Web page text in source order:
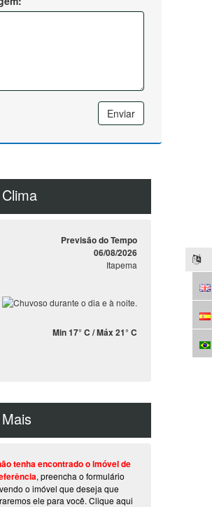
Enviar
Clima
Previsão do Tempo
06/08/2026
Itapema
Min 17° C / Máx 21° C
Mais
tenha encontrado o imóvel de
, preencha o formulário
o imóvel que deseja que
ele para você. Clique aqui